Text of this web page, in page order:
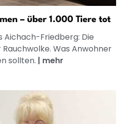
– über 1.000 Tiere tot
Aichach-Friedberg: Die
Was Anwohner
sollten. | mehr